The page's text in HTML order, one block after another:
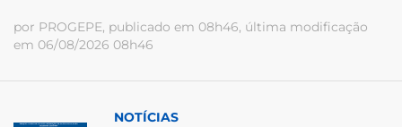
por PROGEPE, publicado em 08h46, última modificação
em 06/08/2026 08h46
NOTÍCIAS